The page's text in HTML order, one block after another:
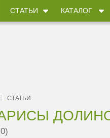
СТАТЬИ КАТАЛОГ
: СТАТЬИ